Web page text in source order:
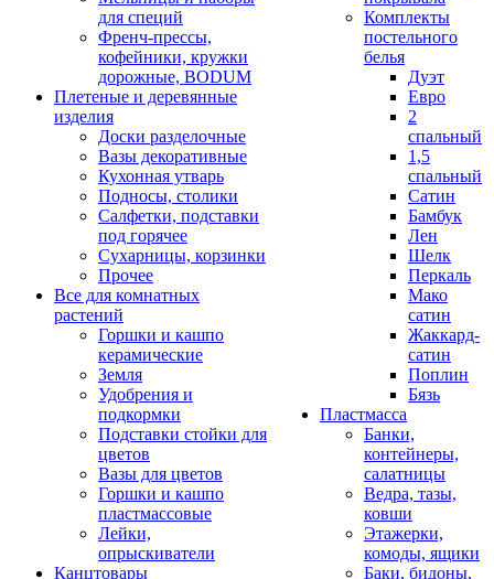
для специй
Френч-прессы,
кофейники, кружки
дорожные, BODUM
Плетеные и деревянные
изделия
Доски разделочные
Вазы декоративные
Кухонная утварь
Подносы, столики
Салфетки, подставки
под горячее
Сухарницы, корзинки
Прочее
Все для комнатных
растений
Горшки и кашпо
керамические
Земля
Удобрения и
подкормки
Подставки стойки для
цветов
Вазы для цветов
Горшки и кашпо
пластмассовые
Лейки,
опрыскиватели
Канцтовары
Комплекты
постельного
белья
Дуэт
Евро
2
спальный
1,5
спальный
Сатин
Бамбук
Лен
Шелк
Перкаль
Мако
сатин
Жаккард-
сатин
Поплин
Бязь
Пластмасса
Банки,
контейнеры,
салатницы
Ведра, тазы,
ковши
Этажерки,
комоды, ящики
Баки, бидоны,